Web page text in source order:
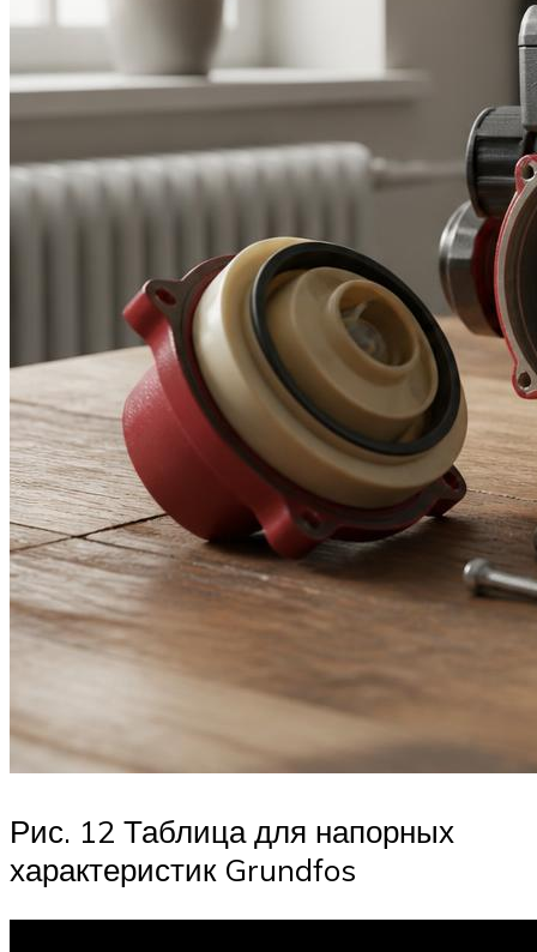
Рис. 12 Таблица для напорных
характеристик Grundfos